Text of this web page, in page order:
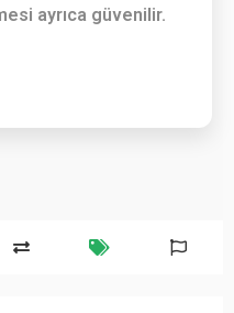
ayrıca güvenilir.